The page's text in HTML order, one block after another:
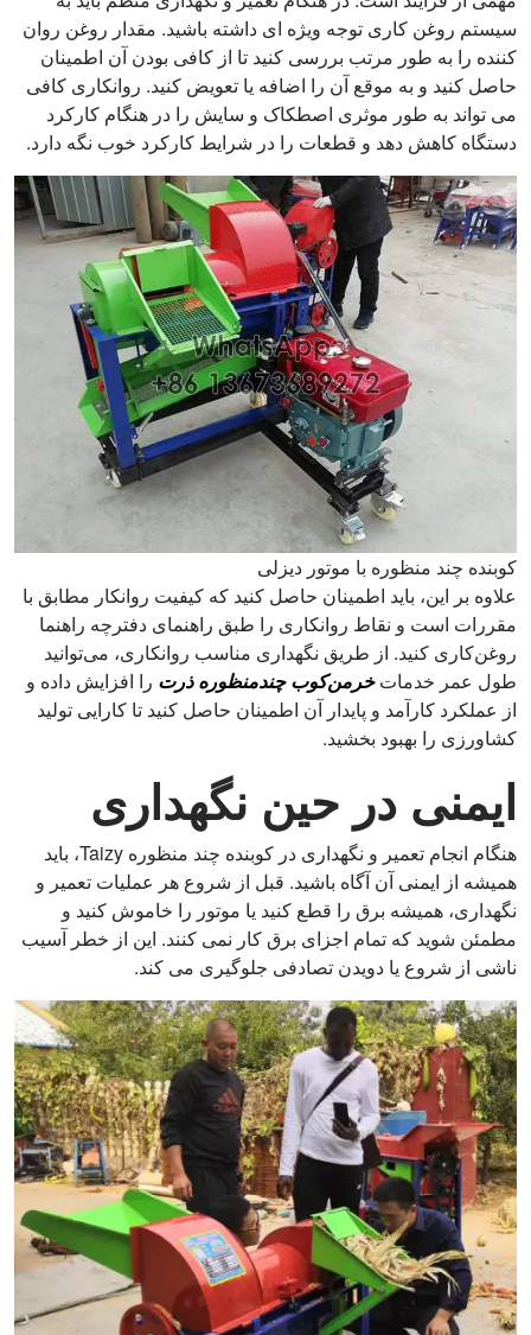
سیستم روغن کاری توجه ویژه ای داشته باشید. مقدار روغن روان
کننده را به طور مرتب بررسی کنید تا از کافی بودن آن اطمینان
حاصل کنید و به موقع آن را اضافه یا تعویض کنید. روانکاری کافی
می تواند به طور موثری اصطکاک و سایش را در هنگام کارکرد
دستگاه کاهش دهد و قطعات را در شرایط کارکرد خوب نگه دارد.
کوبنده چند منظوره با موتور دیزلی
علاوه بر این، باید اطمینان حاصل کنید که کیفیت روانکار مطابق با
مقررات است و نقاط روانکاری را طبق راهنمای دفترچه راهنما
روغن‌کاری کنید. از طریق نگهداری مناسب روانکاری، می‌توانید
طول عمر خدماتخرمن‌کوب چندمنظوره ذرت را افزایش داده و
از عملکرد کارآمد و پایدار آن اطمینان حاصل کنید تا کارایی تولید
کشاورزی را بهبود بخشید.
ایمنی در حین نگهداری
هنگام انجام تعمیر و نگهداری در کوبنده چند منظوره Taizy، باید
همیشه از ایمنی آن آگاه باشید. قبل از شروع هر عملیات تعمیر و
نگهداری، همیشه برق را قطع کنید یا موتور را خاموش کنید و
مطمئن شوید که تمام اجزای برق کار نمی کنند. این از خطر آسیب
ناشی از شروع یا دویدن تصادفی جلوگیری می کند.